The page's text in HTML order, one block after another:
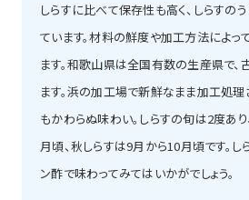
しらすに比べて保存性も高く、しらすの
ています。材料の鮮度や加工方法によっ
ます。和歌山県は全国有数の生産県で、
ます。浜の加工場で新鮮なまま加工処理
もかわらぬ味わい。しらすの旬は2度あ
月頃、秋しらすは9月から10月頃です。し
ン酢で味わってみてはいかがでしょう。